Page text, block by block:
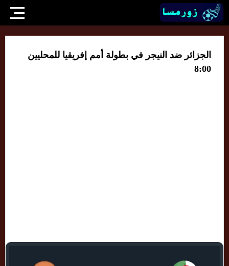
الجزائر ضد النيجر في بطولة أمم إفريقيا للمحليين
8:00